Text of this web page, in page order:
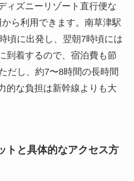
ィズニーリゾート直行便な
ら利用できます。南草津駅
頃に出発し、翌朝7時頃には
到着するので、宿泊費も節
だし、約7〜8時間の長時間
的な負担は新幹線よりも大
トと具体的なアクセス方